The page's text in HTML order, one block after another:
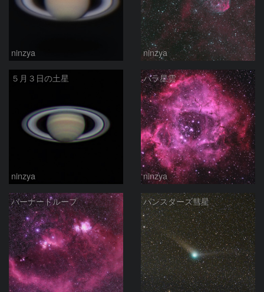
ninzya ninzya
５月３日の土星
ninzya
バラ星雲
ninzya
バーナードループ パンスターズ彗星